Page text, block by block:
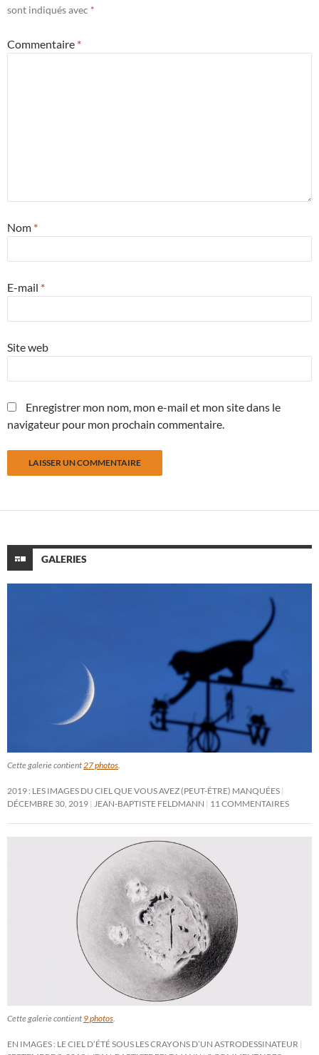
sont indiqués avec *
Commentaire *
Nom *
E-mail *
Site web
Enregistrer mon nom, mon e-mail et mon site dans le
navigateur pour mon prochain commentaire.
GALERIES
Cette galerie contient27 photos.
2019 : LES IMAGES DU CIEL QUE VOUS AVEZ (PEUT-ÊTRE) MANQUÉES
DÉCEMBRE 30, 2019 JEAN-BAPTISTE FELDMANN 11 COMMENTAIRES
Cette galerie contient 9 photos
EN IMAGES : LE CIEL D’ÉTÉ SOUS LES CRAYONS D’UN ASTRODESSINATEUR